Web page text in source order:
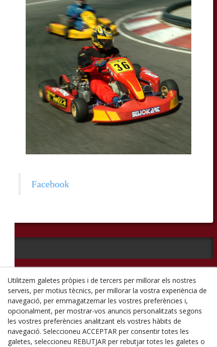
Facebook
Política de Privacitat
Política de Cookies
Avís Legal
Utilitzem galetes pròpies i de tercers per millorar els nostres
serveis, per motius tècnics, per millorar la vostra experiència de
navegació, per emmagatzemar les vostres preferències i,
opcionalment, per mostrar-vos anuncis personalitzats segons
les vostres preferències analitzant els vostres hàbits de
navegació. Seleccioneu ACCEPTAR per consentir totes les
galetes, seleccioneu REBUTJAR per rebutjar totes les galetes o